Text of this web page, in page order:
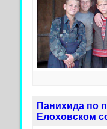
Панихида по
Елоховском